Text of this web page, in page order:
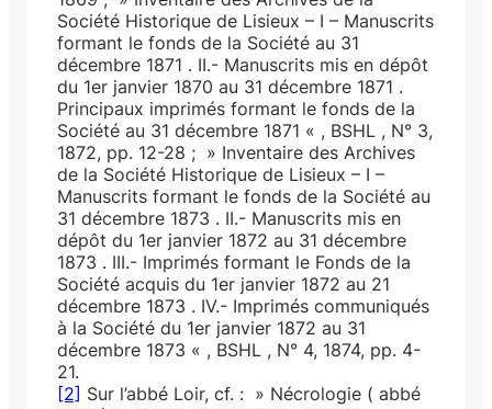
Société Historique de Lisieux – I – Manuscrits
formant le fonds de la Société au 31
décembre 1871 . II.- Manuscrits mis en dépôt
du 1er janvier 1870 au 31 décembre 1871 .
Principaux imprimés formant le fonds de la
Société au 31 décembre 1871 « , BSHL , N° 3,
1872, pp. 12-28 ; » Inventaire des Archives
de la Société Historique de Lisieux – I –
Manuscrits formant le fonds de la Société au
31 décembre 1873 . II.- Manuscrits mis en
dépôt du 1er janvier 1872 au 31 décembre
1873 . III.- Imprimés formant le Fonds de la
Société acquis du 1er janvier 1872 au 21
décembre 1873 . IV.- Imprimés communiqués
à la Société du 1er janvier 1872 au 31
décembre 1873 « , BSHL , N° 4, 1874, pp. 4-
21.
[2] Sur l’abbé Loir, cf. : » Nécrologie ( abbé